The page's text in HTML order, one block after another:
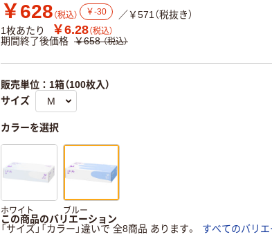
￥628 （税込） ￥-30
／￥571（税抜き）
1枚あたり
￥6.28（税込）
期間終了後価格 ￥658 （税込）
販売単位：1箱（100枚入）
サイズ
カラーを選択
ホワイト ブルー
この商品のバリエーション
「サイズ」「カラー」違いで 全8商品 あります。
すべてのバリ